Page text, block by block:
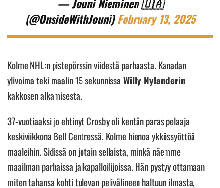
— Jouni Nieminen 🇺🇦
(@OnsideWithJouni)February 13, 2025
Kolme NHL:n pistepörssin viidestä parhaasta. Kanadan
ylivoima teki maalin 15 sekunnissa Willy Nylanderin
kakkosen alkamisesta.
37-vuotiaaksi jo ehtinyt Crosby oli kentän paras pelaaja
keskiviikkona Bell Centressä. Kolme hienoa ykkössyöttöä
maaleihin. Sidissä on jotain sellaista, minkä näemme
maailman parhaissa jalkapalloilijoissa. Hän pystyy ottamaan
miten tahansa kohti tulevan pelivälineen haltuun ilmasta,